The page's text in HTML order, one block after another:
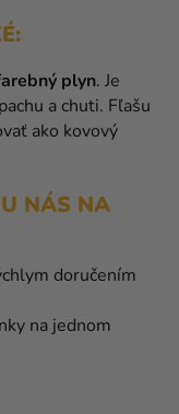
plyn. Je
a chuti. Fľašu
ako kovový
NÁS NA
doručením
na jednom